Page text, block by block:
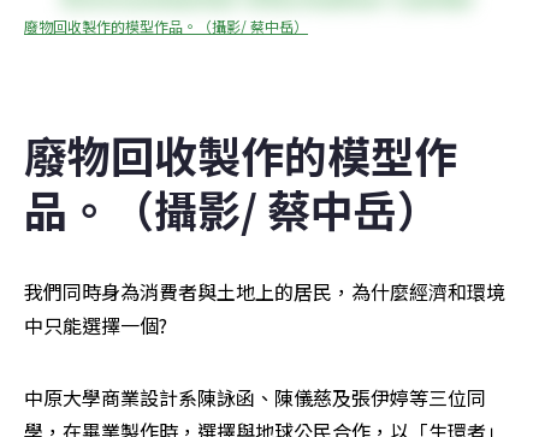
廢物回收製作的模型作品。（攝影/ 蔡中岳）
廢物回收製作的模型作
品。（攝影/ 蔡中岳）
我們同時身為消費者與土地上的居民，為什麼經濟和環境
中只能選擇一個?
中原大學商業設計系陳詠函、陳儀慈及張伊婷等三位同
學，在畢業製作時，選擇與地球公民合作，以「生環者」